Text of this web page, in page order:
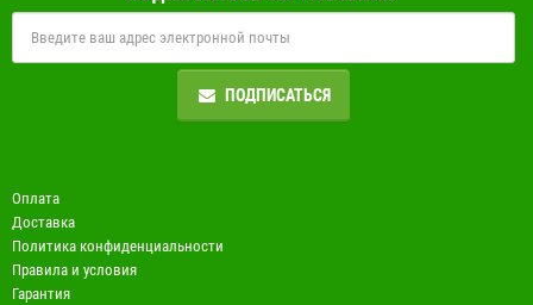
ПОДПИСАТЬСЯ
Оплата
Доставка
Политика конфиденциальности
Правила и условия
Гарантия